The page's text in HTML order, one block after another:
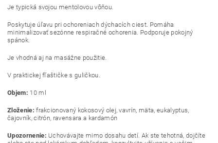
Je typická svojou mentolovou vôňou.
Poskytuje úľavu pri ochoreniach dýchacích ciest. Pomáha
minimalizovať sezónne respiračné ochorenia. Podporuje pokojný
spánok.
Je vhodná aj na masážne použitie.
V praktickej fľaštičke s guličkou.
Objem: 10 ml
Zloženie: frakcionovaný kokosový olej, vavrín, mäta, eukalyptus,
čajovník, citrón, ravensara a kardamón
Upozornenie: Uchovávajte mimo dosahu detí. Ak ste tehotná, dojčíte